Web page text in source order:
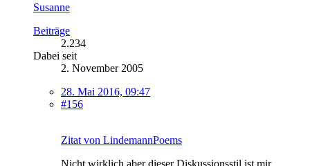
Susanne
Beiträge
2.234
Dabei seit
2. November 2005
28. Mai 2016, 09:47
#156
Zitat von LindemannPoems
Nicht wirklich aber dieser Diskussionsstil ist mir